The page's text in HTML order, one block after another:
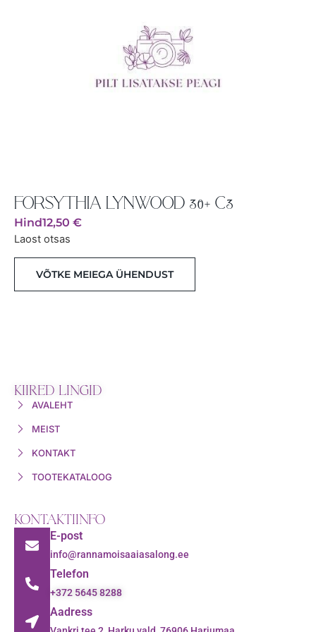
FORSYTHIA LYNWOOD 30+ C3
Hind12,50 €
Laost otsas
VÕTKE MEIEGA ÜHENDUST
KIIRED LINGID
AVALEHT
MEIST
KONTAKT
TOOTEKATALOOG
KONTAKTIINFO
E-post
info@rannamoisaaiasalong.ee
Telefon
+372 5645 8288
Aadress